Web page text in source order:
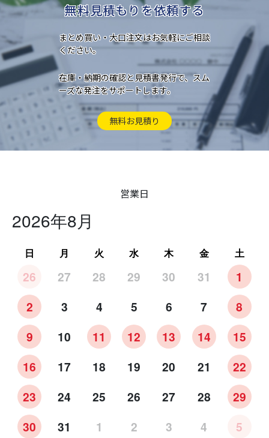
無料見積もりを依頼する
まとめ買い・大口注文はお気軽にご相談
ください。
在庫・納期の確認と見積書発行で、スム
ーズな発注をサポートします。
無料お見積り
営業日
2026年8月
日 月 火 水 木 金 土
26 27 28 29 30 31
1
2
3 4 5 6 7
8
9
10 11 12 13 14
15
16
17 18 19 20 21
22
23
24 25 26 27 28
29
30
31 1 2 3 4 5